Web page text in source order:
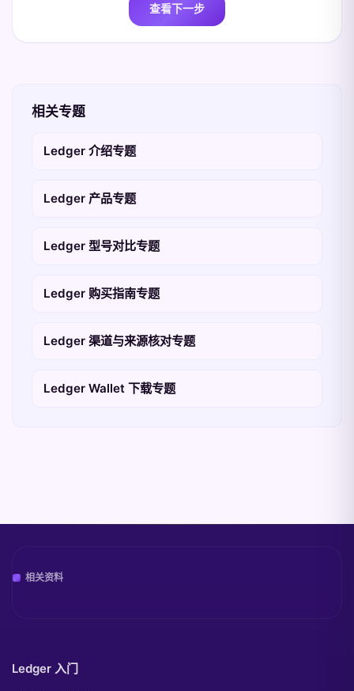
查看下一步
相关专题
Ledger 介绍专题
Ledger 产品专题
Ledger 型号对比专题
Ledger 购买指南专题
Ledger 渠道与来源核对专题
Ledger Wallet 下载专题
相关资料
Ledger 入门